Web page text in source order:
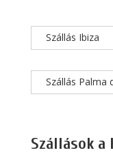
Szállás Ibiza
Szállás Palma
Szállások